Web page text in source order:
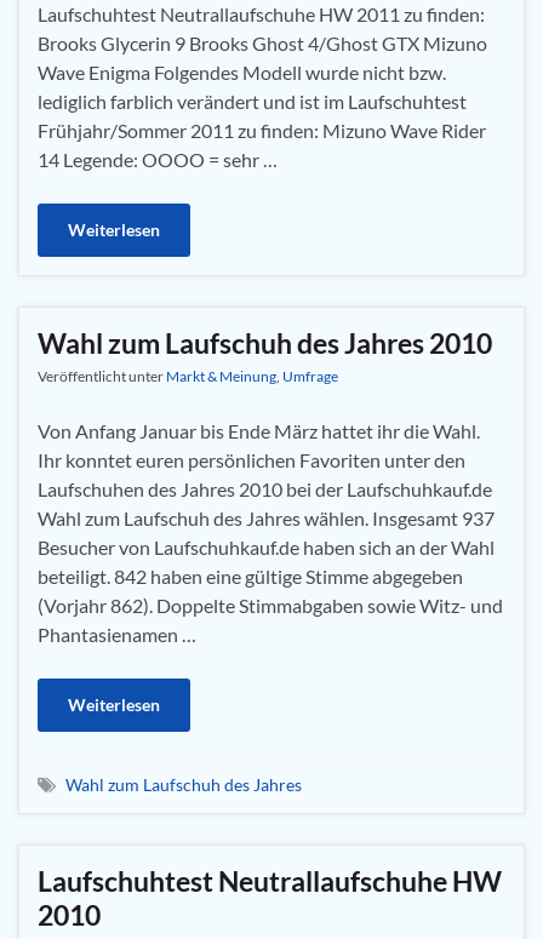
Laufschuhtest Neutrallaufschuhe HW 2011 zu finden:
Brooks Glycerin 9 Brooks Ghost 4/Ghost GTX Mizuno
Wave Enigma Folgendes Modell wurde nicht bzw.
lediglich farblich verändert und ist im Laufschuhtest
Frühjahr/Sommer 2011 zu finden: Mizuno Wave Rider
14 Legende: OOOO = sehr …
Weiterlesen
Wahl zum Laufschuh des Jahres 2010
Veröffentlicht unter Markt & Meinung Umfrage
Von Anfang Januar bis Ende März hattet ihr die Wahl.
Ihr konntet euren persönlichen Favoriten unter den
Laufschuhen des Jahres 2010 bei der Laufschuhkauf.de
Wahl zum Laufschuh des Jahres wählen. Insgesamt 937
Besucher von Laufschuhkauf.de haben sich an der Wahl
beteiligt. 842 haben eine gültige Stimme abgegeben
(Vorjahr 862). Doppelte Stimmabgaben sowie Witz- und
Phantasienamen …
Weiterlesen
Wahl zum Laufschuh des Jahres
Laufschuhtest Neutrallaufschuhe HW
2010